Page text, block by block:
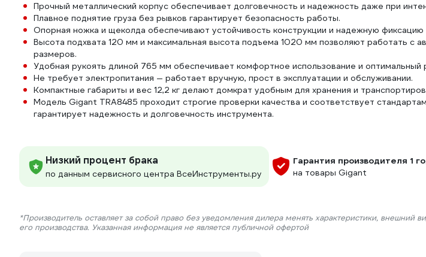
Прочный металлический корпус обеспечивает долговечность и надежность даже при
Плавное поднятие груза без рывков гарантирует безопасность работы.
Опорная ножка и щеколда обеспечивают устойчивость конструкции и надежную фиксацию
Высота подхвата 120 мм и максимальная высота подъема 1020 мм позволяют работать с
размеров.
Удобная рукоять длиной 765 мм обеспечивает комфортное использование и оптимальный
Не требует электропитания — работает вручную, прост в эксплуатации и обслуживании.
Компактные габариты и вес 12,2 кг делают домкрат удобным для хранения и
Модель Gigant TRA8485 проходит строгие проверки качества и соответствует
гарантирует надежность и долговечность инструмента.
Низкий процент брака
по данным сервисного центра ВсеИнструменты.ру
Гарантия производителя 1
на товары Gigant
*Производитель оставляет за собой право без уведомления дилера менять характеристики, внешний
его производства. Указанная информация не является публичной офертой